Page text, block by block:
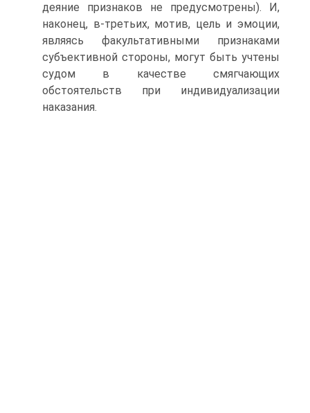
деяние признаков не предусмотрены). И,
наконец, в-третьих, мотив, цель и эмоции,
являясь факультативными признаками
субъективной стороны, могут быть учтены
судом в качестве смягчающих
обстоятельств при индивидуализации
наказания.